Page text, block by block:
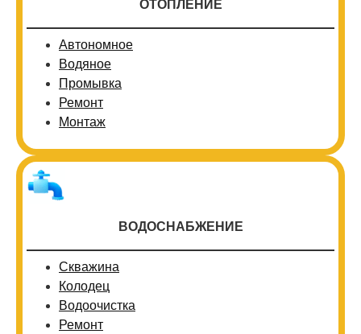
ОТОПЛЕНИЕ
Автономное
Водяное
Промывка
Ремонт
Монтаж
ВОДОСНАБЖЕНИЕ
Скважина
Колодец
Водоочистка
Ремонт